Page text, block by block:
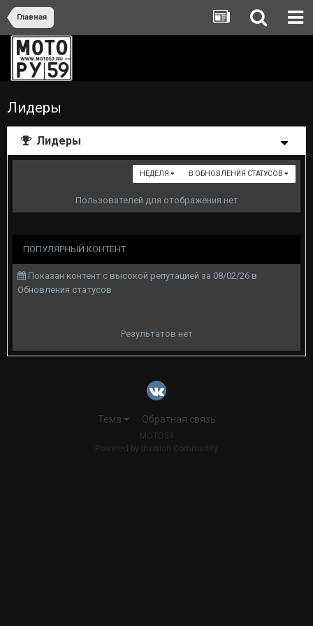
Главная
Лидеры
Лидеры
В ОБНОВЛЕНИЯ СТАТУСОВ
НЕДЕЛЯ
Пользователей для отображения нет
ПОПУЛЯРНЫЙ КОНТЕНТ
Показан контент с высокой репутацией за 08/02/26 в
Обновления статусов
Результатов нет
Тема Обратная связь
MOTO59
Powered by Invision Community